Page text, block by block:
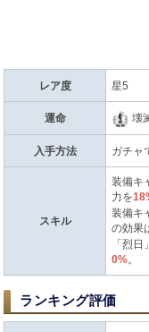
レア度 星5
運命 壊
入手方法 ガチャ
スキル
装備キ
力を
装備キ
の効果
「烈
0%。
ランキング評価